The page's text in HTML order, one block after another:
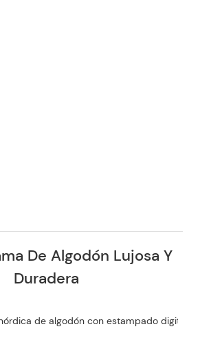
De Algodón Lujosa Y
Duradera